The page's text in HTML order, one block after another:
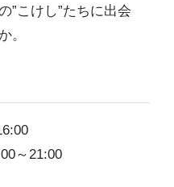
”こけし”たちに出会
んか。
～21:00
定休